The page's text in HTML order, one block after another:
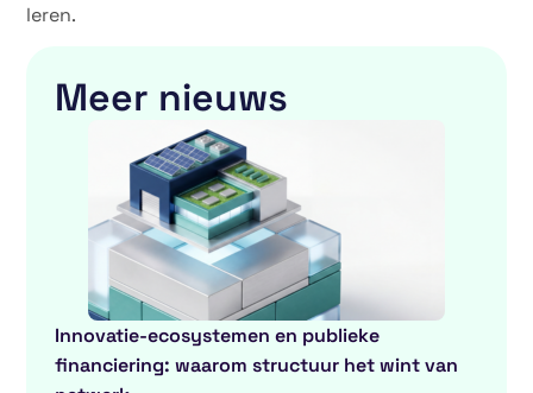
leren.
Meer nieuws
Innovatie-ecosystemen en publieke
financiering: waarom structuur het wint van